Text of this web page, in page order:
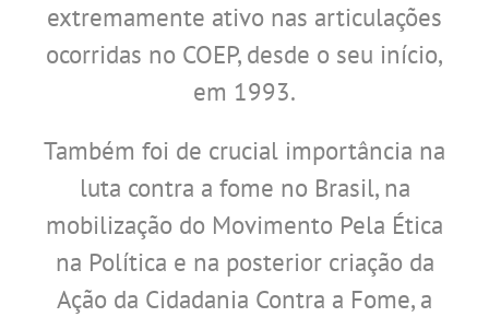
extremamente ativo nas articulações
ocorridas no COEP, desde o seu início,
em 1993.
Também foi de crucial importância na
luta contra a fome no Brasil, na
mobilização do Movimento Pela Ética
na Política e na posterior criação da
Ação da Cidadania Contra a Fome, a